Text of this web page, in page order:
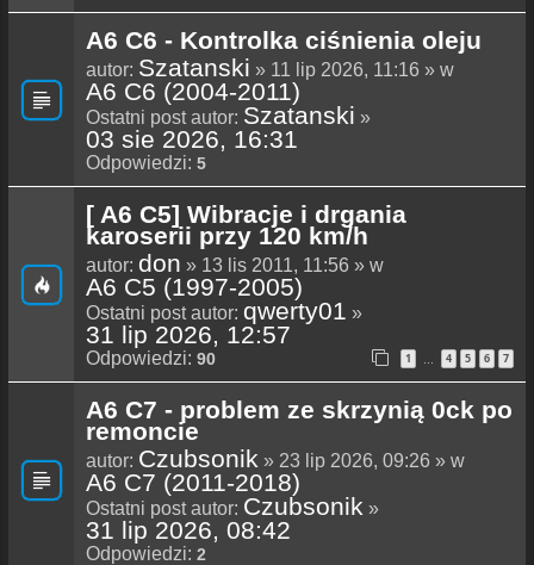
A6 C6 - Kontrolka ciśnienia oleju
autor: Szatanski » 11 lip 2026, 11:16 » w
A6 C6 (2004-2011)
Ostatni post autor: Szatanski »
03 sie 2026, 16:31
Odpowiedzi: 5
[ A6 C5] Wibracje i drgania
karoserii przy 120 km/h
autor: don » 13 lis 2011, 11:56 » w
A6 C5 (1997-2005)
Ostatni post autor: qwerty01 »
31 lip 2026, 12:57
Odpowiedzi: 90 1 … 4 5 6 7
A6 C7 - problem ze skrzynią 0ck po
remoncie
autor: Czubsonik » 23 lip 2026, 09:26 » w
A6 C7 (2011-2018)
Ostatni post autor: Czubsonik »
31 lip 2026, 08:42
Odpowiedzi: 2